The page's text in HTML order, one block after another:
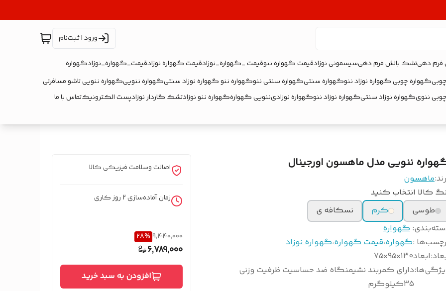
ورود | ثبت‌نام
فرم دهیتشک بالش فرم دهیسیسمونی نوزادقیمت گهواره ننوقیمت _گهواره_نوزادقیمت گهواره نوزادقیمت_گهواره_نوزادگهواره
گهواره چوبی گهواره نوزاد ننوگهواره سنتیگهواره سنتی ننوگهواره ننو گهواره نوزاد سنتیگهواره ننوییگهواره ننویی تاشو مسافرتی
ننویگهواره نوزاد سنتیگهواره نوزاد ننوگهواره نوزادیننویی گهوارهگهواره ننو نوزادتشک گاردار نوزادپست الکترونیکتماس با ما
ننویی مدل ماهسون اورجینال
ماهسون
کالا انتخاب کنید
طوسی
کرم
نسکافه ی
: گهواره
:گهواره،قیمت گهواره،گهواره نوزاد
:ابعاد130×95×75
:دارای کمربند نشیمنگاه ضد حساسیت ظرفیت وزنی
35کیلوگرم
اصالت وسلامت فیزیکی کالا
زمان آماده‌سازی2 روز کاری
9,440,000
28%
6,789,000
افزودن به سبد خرید